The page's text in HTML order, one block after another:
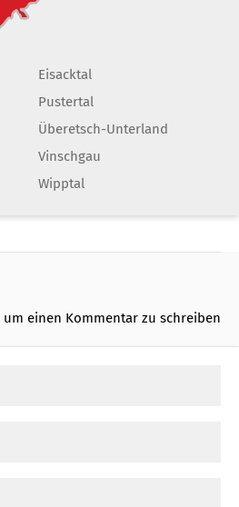
Eisacktal
Pustertal
Überetsch-Unterland
Vinschgau
Wipptal
um einen Kommentar zu schreiben